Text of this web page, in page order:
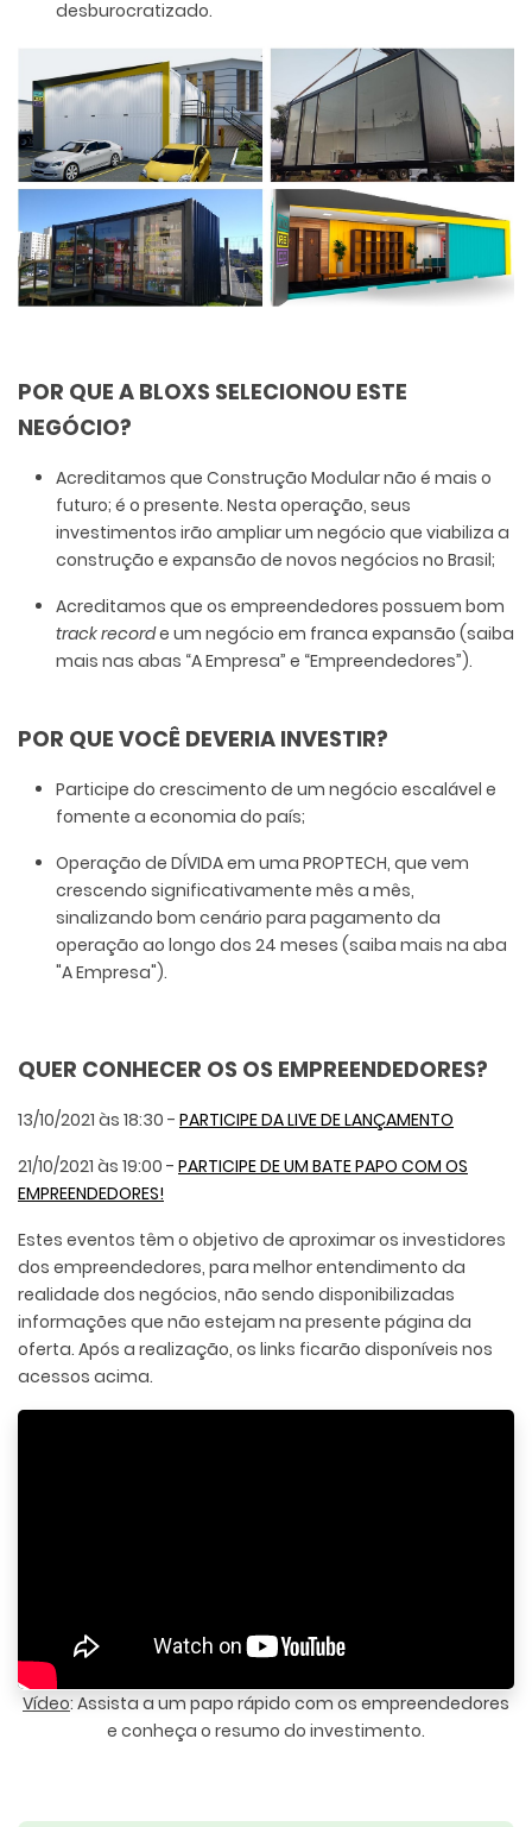
desburocratizado.
POR QUE A BLOXS SELECIONOU ESTE
NEGÓCIO?
Acreditamos que Construção Modular não é mais o
futuro; é o presente. Nesta operação, seus
investimentos irão ampliar um negócio que viabiliza a
construção e expansão de novos negócios no Brasil;
Acreditamos que os empreendedores possuem bom
track recorde um negócio em franca expansão (saiba
mais nas abas “A Empresa” e “Empreendedores”).
POR QUE VOCÊ DEVERIA INVESTIR?
Participe do crescimento de um negócio escalável e
fomente a economia do país;
Operação de DÍVIDA em uma PROPTECH, que vem
crescendo significativamente mês a mês,
sinalizando bom cenário para pagamento da
operação ao longo dos 24 meses (saiba mais na aba
"A Empresa").
QUER CONHECER OS OS EMPREENDEDORES?
13/10/2021 às 18:30 - PARTICIPE DA LIVE DE LANÇAMENTO
21/10/2021 às 19:00 - PARTICIPE DE UM BATE PAPO COM OS
EMPREENDEDORES!
Estes eventos têm o objetivo de aproximar os investidores
dos empreendedores, para melhor entendimento da
realidade dos negócios, não sendo disponibilizadas
informações que não estejam na presente página da
oferta. Após a realização, os links ficarão disponíveis nos
acessos acima.
Vídeo: Assista a um papo rápido com os empreendedores
e conheça o resumo do investimento.